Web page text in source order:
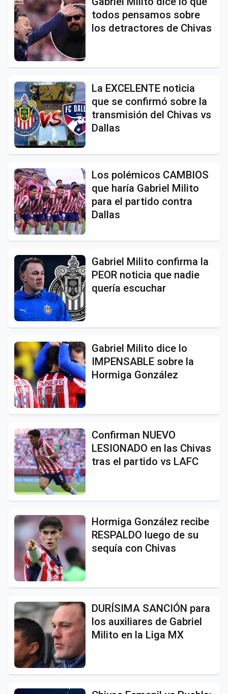
todos pensamos sobre
los detractores de Chivas
La EXCELENTE noticia
que se confirmó sobre la
transmisión del Chivas vs
Dallas
Los polémicos CAMBIOS
que haría Gabriel Milito
para el partido contra
Dallas
Gabriel Milito confirma la
PEOR noticia que nadie
quería escuchar
Gabriel Milito dice lo
IMPENSABLE sobre la
Hormiga González
Confirman NUEVO
LESIONADO en las Chivas
tras el partido vs LAFC
Hormiga González recibe
RESPALDO luego de su
sequía con Chivas
DURÍSIMA SANCIÓN para
los auxiliares de Gabriel
Milito en la Liga MX